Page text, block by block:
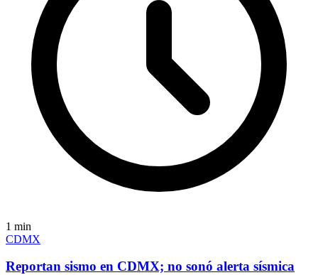
1 min
CDMX
Reportan sismo en CDMX; no sonó alerta sísmica